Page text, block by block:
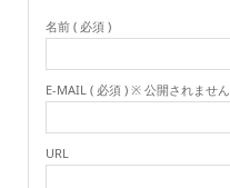
名前 ( 必須 )
E-MAIL ( 必須 ) ※ 公開されません
URL